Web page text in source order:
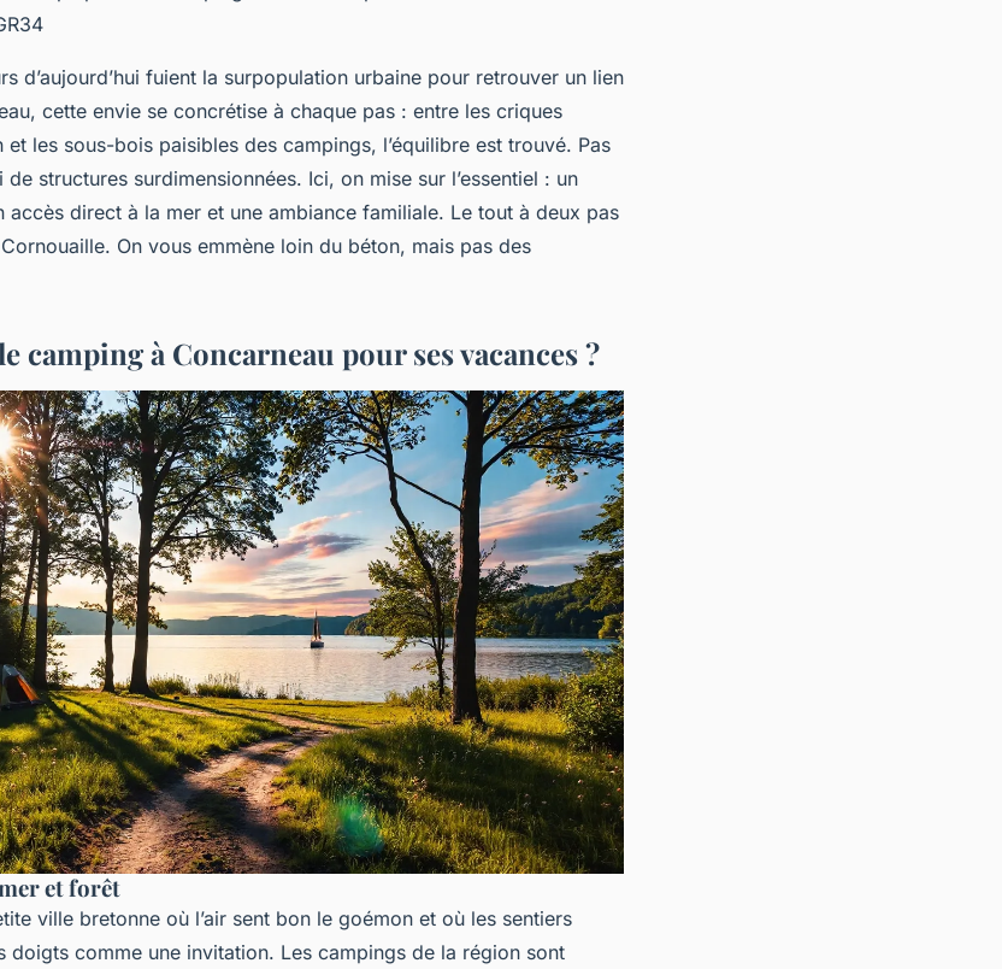
d’aujourd’hui fuient la surpopulation urbaine pour retrouver un lien
cette envie se concrétise à chaque pas : entre les criques
les sous-bois paisibles des campings, l’équilibre est trouvé. Pas
structures surdimensionnées. Ici, on mise sur l’essentiel : un
accès direct à la mer et une ambiance familiale. Le tout à deux pas
On vous emmène loin du béton, mais pas des
camping à Concarneau pour ses vacances ?
et forêt
ville bretonne où l’air sent bon le goémon et où les sentiers
doigts comme une invitation. Les campings de la région sont